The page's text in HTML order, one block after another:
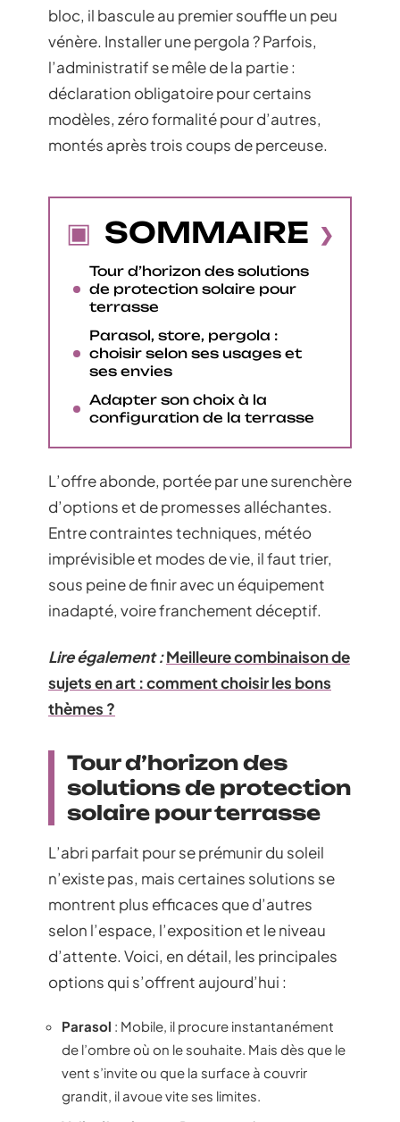
bloc, il bascule au premier souffle un peu
vénère. Installer une pergola ? Parfois,
l’administratif se mêle de la partie :
déclaration obligatoire pour certains
modèles, zéro formalité pour d’autres,
montés après trois coups de perceuse.
SOMMAIRE
Tour d’horizon des solutions
de protection solaire pour
terrasse
Parasol, store, pergola :
choisir selon ses usages et
ses envies
Adapter son choix à la
configuration de la terrasse
L’offre abonde, portée par une surenchère
d’options et de promesses alléchantes.
Entre contraintes techniques, météo
imprévisible et modes de vie, il faut trier,
sous peine de finir avec un équipement
inadapté, voire franchement déceptif.
Lire également :Meilleure combinaison de
sujets en art : comment choisir les bons
thèmes ?
Tour d’horizon des
solutions de protection
solaire pour terrasse
L’abri parfait pour se prémunir du soleil
n’existe pas, mais certaines solutions se
montrent plus efficaces que d’autres
selon l’espace, l’exposition et le niveau
d’attente. Voici, en détail, les principales
options qui s’offrent aujourd’hui :
Parasol : Mobile, il procure instantanément
de l’ombre où on le souhaite. Mais dès que le
vent s’invite ou que la surface à couvrir
grandit, il avoue vite ses limites.